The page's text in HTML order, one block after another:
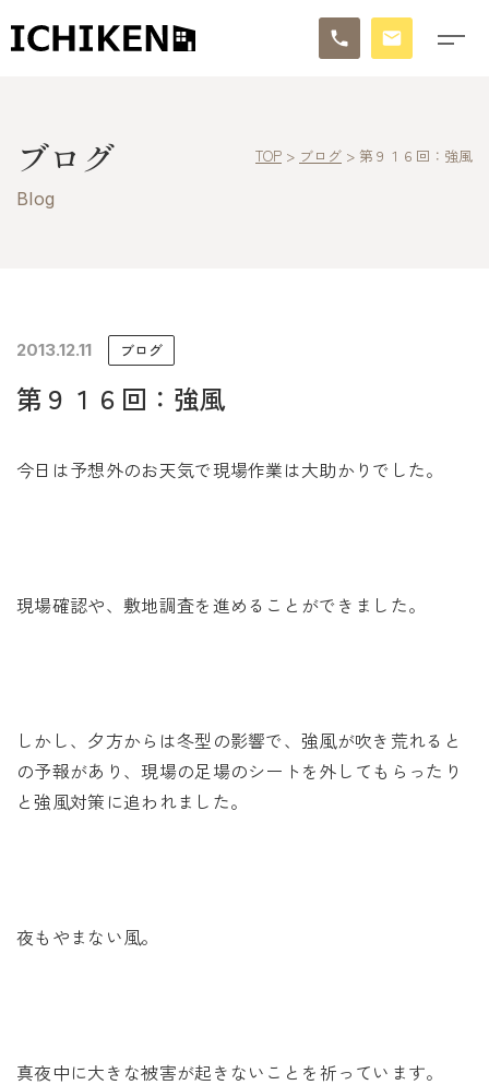
ブログ
イチケンの家づくり
モデルハウス
Tel. 0257-27-2157
ブログ
Blog
TOP > ブログ > 第９１６回：強風
2013.12.11 ブログ
第９１６回：強風
今日は予想外のお天気で現場作業は大助かりでした。
現場確認や、敷地調査を進めることができました。
しかし、夕方からは冬型の影響で、強風が吹き荒れると
の予報があり、現場の足場のシートを外してもらったり
と強風対策に追われました。
夜もやまない風。
真夜中に大きな被害が起きないことを祈っています。